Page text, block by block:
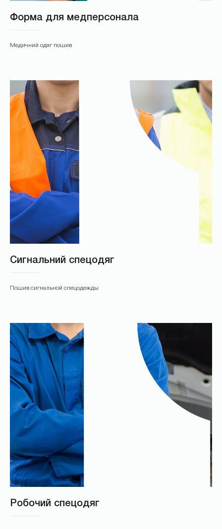
Форма для медперсонала
Медичний одяг пошив
Cигнальний спецодяг
Пошив сигнальной спецодежды
Робочий спецодяг